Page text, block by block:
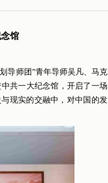
馆
导师团”青年导师吴凡、马克
共一大纪念馆，开启了一场
现实的交融中，对中国的发